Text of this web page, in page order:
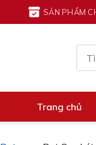
SẢN PHẨM
kiếm:
Trang chủ